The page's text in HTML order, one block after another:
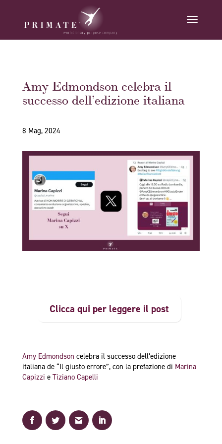
Amy Edmondson celebra il
successo dell’edizione italiana
8 Mag, 2024
Clicca qui per leggere il post
Amy Edmondson celebra il successo dell’edizione
italiana de “Il giusto errore”, con la prefazione di Marina
Capizzi e Tiziano Capelli